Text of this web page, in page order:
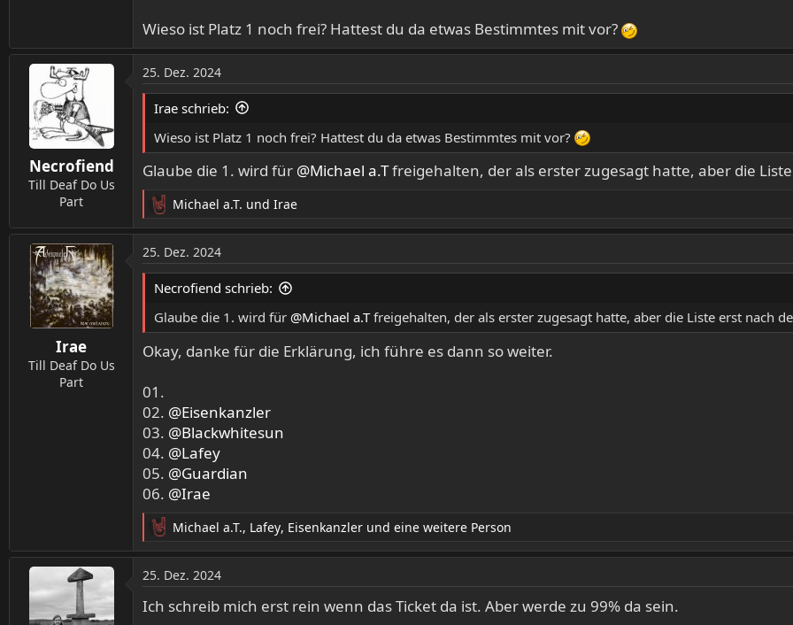
Wieso ist Platz 1 noch frei? Hattest du da etwas Bestimmtes mit vor?
Necrofiend
Till Deaf Do Us
Part
25. Dez. 2024
Irae schrieb:
Wieso ist Platz 1 noch frei? Hattest du da etwas Bestimmtes mit vor?
Glaube die 1. wird für @Michael a.Tfreigehalten, der als erster zugesagt hatte, aber die
R
e
a
k
t
o
n
e
n
Michael a.T. und Irae
Irae
Till Deaf Do Us
Part
25. Dez. 2024
Necrofiend schrieb:
Glaube die 1. wird für @Michael a.Tfreigehalten, der als erster zugesagt hatte, aber die Liste erst nach
Okay, danke für die Erklärung, ich führe es dann so weiter.
01.
02. @Eisenkanzler
03. @Blackwhitesun
04. @Lafey
05. @Guardian
06. @Irae
R
e
a
k
t
Michael a.T., Lafey, Eisenkanzler und eine weitere Person
25. Dez. 2024
Ich schreib mich erst rein wenn das Ticket da ist. Aber werde zu 99% da sein.